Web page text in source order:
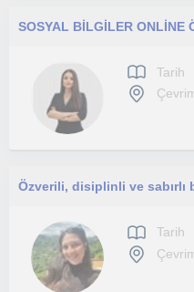
SOSYAL BİLGİLER ONLİNE
Tarih
Tarih